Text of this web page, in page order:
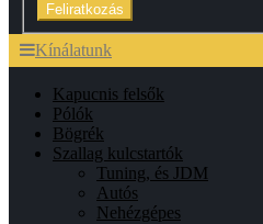
Feliratkozás
Kínálatunk
Kapucnis felsők
Pólók
Bögrék
Szallag kulcstartók
Tuning, és JDM
Autós
Nehézgépes